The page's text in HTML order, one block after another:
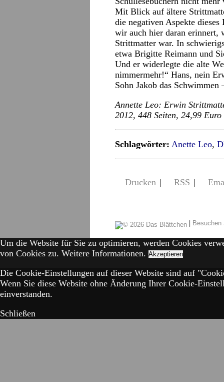
Mit Blick auf ältere
die negativen Aspekte
wir auch hier daran erinnert,
Strittmatter war. In
etwa Brigitte Reimann und
Und er widerlegte die alte
nimmermehr!“ Hans, nein
Sohn Jakob das Schwimmen
Annette Leo: Erwin
2012, 448 Seiten, 24,99 Euro
Schlagwörter: Anette Leo,
Drucken | RSS |
|
Um die Website für Sie zu optimieren, werden Cookies
von Cookies zu. Weitere Informationen. Akzeptieren
Die Cookie-Einstellungen auf dieser Website sind auf
Wenn Sie diese Website ohne Änderung Ihrer Cookie-
einverstanden.
Schließen